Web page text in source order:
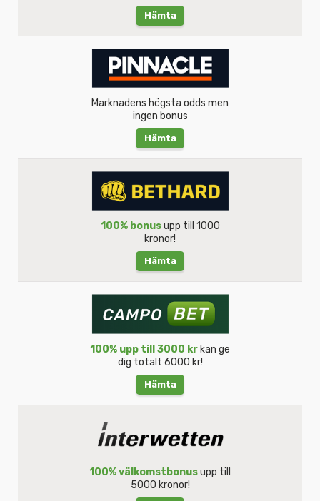
Hämta
Marknadens högsta odds men
ingen bonus
Hämta
100% bonusupp till 1000
kronor!
Hämta
100% upp till 3000 kr kan ge
dig totalt 6000 kr!
Hämta
100% välkomstbonusupp till
5000 kronor!